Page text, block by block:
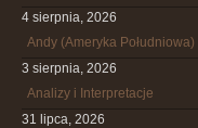
4 sierpnia, 2026
Andy (Ameryka Południowa)
3 sierpnia, 2026
Analizy i Interpretacje
31 lipca, 2026